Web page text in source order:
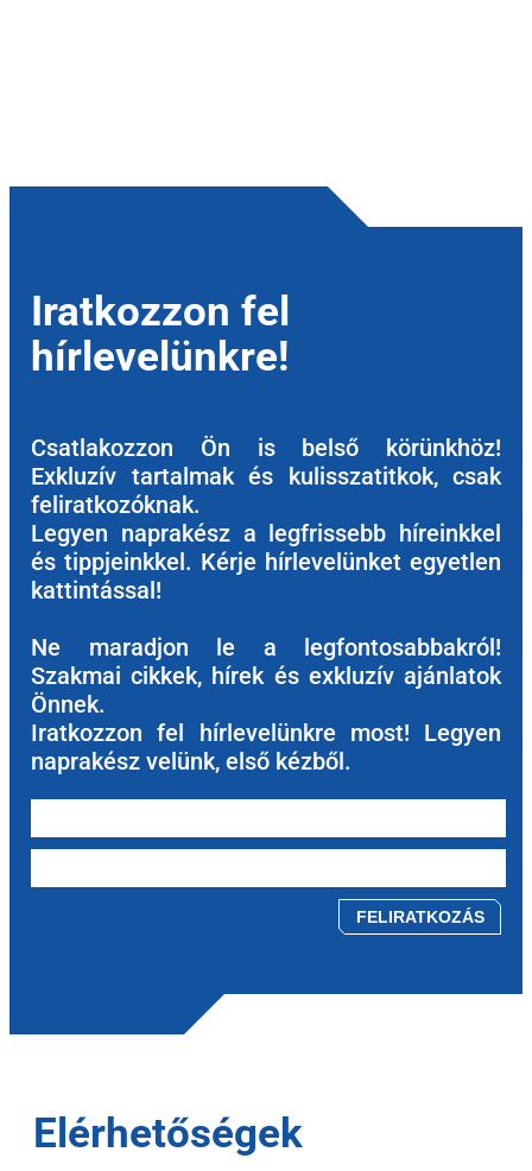
Iratkozzon fel
hírlevelünkre!
Csatlakozzon Ön is belső körünkhöz!
Exkluzív tartalmak és kulisszatitkok, csak
feliratkozóknak.
Legyen naprakész a legfrissebb híreinkkel
és tippjeinkkel. Kérje hírlevelünket egyetlen
kattintással!
Ne maradjon le a legfontosabbakról!
Szakmai cikkek, hírek és exkluzív ajánlatok
Önnek.
Iratkozzon fel hírlevelünkre most! Legyen
naprakész velünk, első kézből.
Elérhetőségek